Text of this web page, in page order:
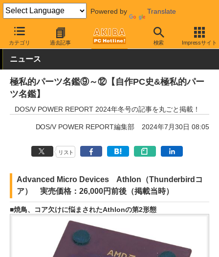
Powered by Translate
カテゴリ 過去記事 検索 Impressサイト
AKIBA PC Hotline! PCパーツ
ニュース
極私的パーツ名鑑⑨～⑫【自作PC史&極私的パー
ツ名鑑】
DOS/V POWER REPORT 2024年冬号の記事を丸ごと掲載！
DOS/V POWER REPORT編集部 2024年7月30日 08:05
リスト
Advanced Micro Devices Athlon（Thunderbirdコ
ア） 実売価格：26,000円前後（掲載当時）
焼鳥、コア欠けに悩まされたAthlonの第2形態